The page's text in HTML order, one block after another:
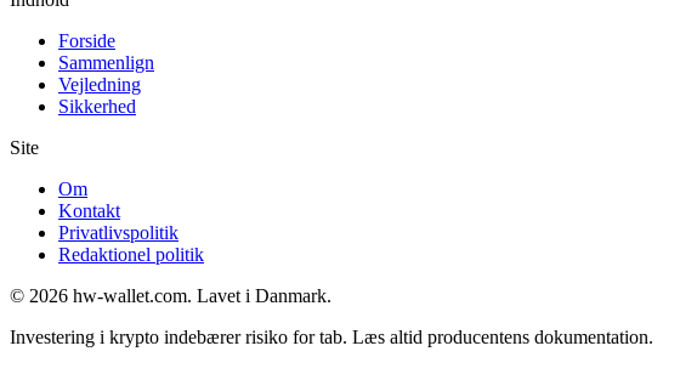
Forside
Sammenlign
Vejledning
Sikkerhed
Site
Om
Kontakt
Privatlivspolitik
Redaktionel politik
© 2026 hw-wallet.com. Lavet i Danmark.
Investering i krypto indebærer risiko for tab. Læs altid producentens dokumentation.